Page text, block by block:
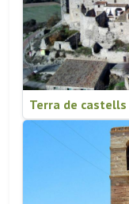
Terra de castells